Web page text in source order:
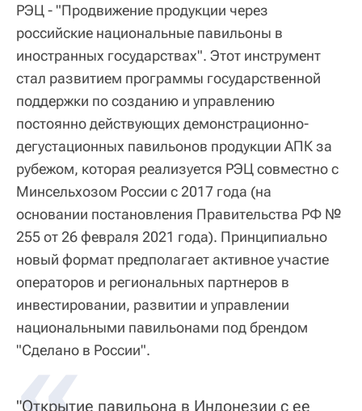
РЭЦ - "Продвижение продукции через
российские национальные павильоны в
иностранных государствах". Этот инструмент
стал развитием программы государственной
поддержки по созданию и управлению
постоянно действующих демонстрационно-
дегустационных павильонов продукции АПК за
рубежом, которая реализуется РЭЦ совместно с
Минсельхозом России с 2017 года (на
основании постановления Правительства РФ №
255 от 26 февраля 2021 года). Принципиально
новый формат предполагает активное участие
операторов и региональных партнеров в
инвестировании, развитии и управлении
национальными павильонами под брендом
"Сделано в России".
"Открытие павильона в Индонезии с ее